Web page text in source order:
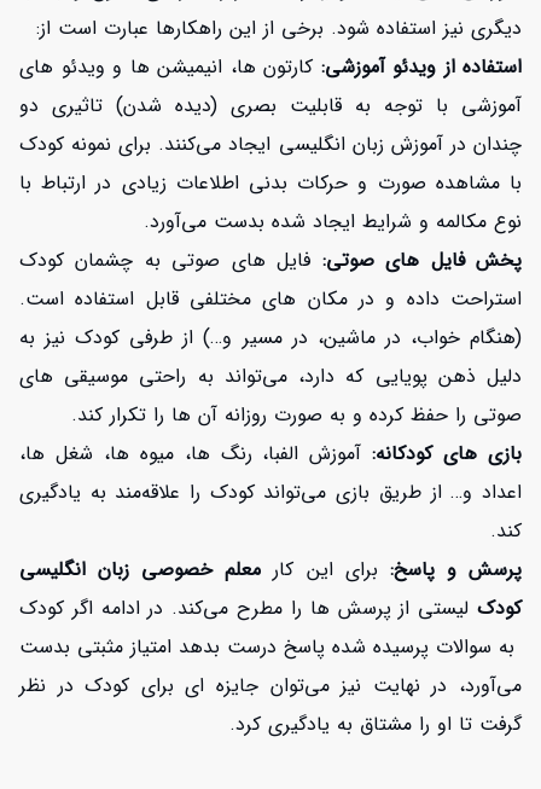
دیگری نیز استفاده شود. برخی از این راهکارها عبارت است از:
استفاده از ویدئو آموزشی: کارتون ها، انیمیشن ها و ویدئو های
آموزشی با توجه به قابلیت بصری (دیده شدن) تاثیری دو
چندان در آموزش زبان انگلیسی ایجاد می‌کنند. برای نمونه کودک
با مشاهده صورت و حرکات بدنی اطلاعات زیادی در ارتباط با
نوع مکالمه و شرایط ایجاد شده بدست می‌آورد.
پخش فایل های صوتی: فایل های صوتی به چشمان کودک
استراحت داده و در مکان های مختلفی قابل استفاده است.
(هنگام خواب، در ماشین، در مسیر و…) از طرفی کودک نیز به
دلیل ذهن پویایی که دارد، می‌تواند به راحتی موسیقی های
صوتی را حفظ کرده و به صورت روزانه آن ها را تکرار کند.
بازی های کودکانه: آموزش الفبا، رنگ ها، میوه ها، شغل ها،
اعداد و… از طریق بازی می‌تواند کودک را علاقه‌مند به یادگیری
کند.
پرسش و پاسخ: برای این کارمعلم خصوصی زبان انگلیسی
کودک لیستی از پرسش ها را مطرح می‌کند. در ادامه اگر کودک
به سوالات پرسیده شده پاسخ درست بدهد امتیاز مثبتی بدست
می‌آورد، در نهایت نیز می‌توان جایزه ای برای کودک در نظر
گرفت تا او را مشتاق به یادگیری کرد.
افزایش اعتبار